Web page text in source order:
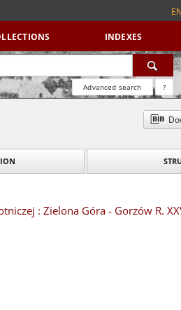
EN
INDEXES
Advanced search ?
: Zielona Góra - Gorzów R.